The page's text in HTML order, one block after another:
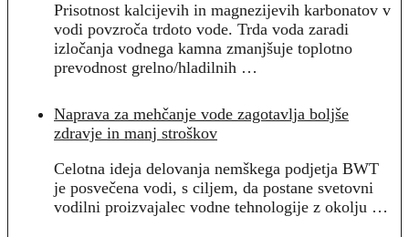
Prisotnost kalcijevih in magnezijevih karbonatov v
vodi povzroča trdoto vode. Trda voda zaradi
izločanja vodnega kamna zmanjšuje toplotno
prevodnost grelno/hladilnih …
Naprava za mehčanje vode zagotavlja boljše
zdravje in manj stroškov
Celotna ideja delovanja nemškega podjetja BWT
je posvečena vodi, s ciljem, da postane svetovni
vodilni proizvajalec vodne tehnologije z okolju …